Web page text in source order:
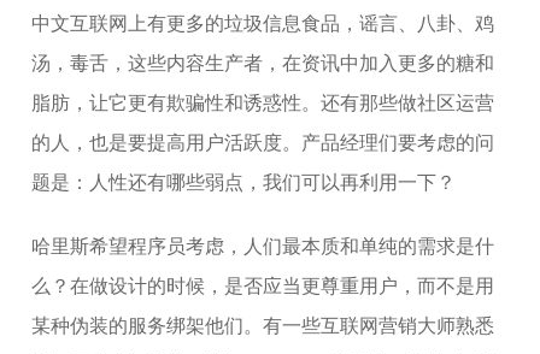
中文互联网上有更多的垃圾信息食品，谣言、八卦、鸡
汤，毒舌，这些内容生产者，在资讯中加入更多的糖和
脂肪，让它更有欺骗性和诱惑性。还有那些做社区运营
的人，也是要提高用户活跃度。产品经理们要考虑的问
题是：人性还有哪些弱点，我们可以再利用一下？
哈里斯希望程序员考虑，人们最本质和单纯的需求是什
么？在做设计的时候，是否应当更尊重用户，而不是用
某种伪装的服务绑架他们。有一些互联网营销大师熟悉